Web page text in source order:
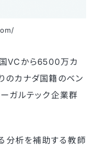
VCから6500万カ
のカナダ国籍のベン
ガルテック企業群
分析を補助する教師